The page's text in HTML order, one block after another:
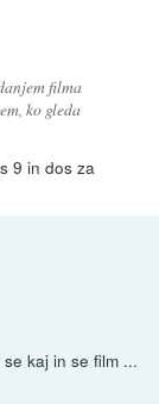
filma
ko gleda
9 in dos za
kaj in se film ...